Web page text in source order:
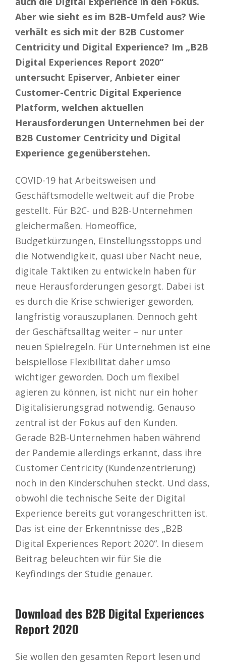
Aber wie sieht es im B2B-Umfeld aus? Wie
verhält es sich mit der B2B Customer
Centricity und Digital Experience? Im „B2B
Digital Experiences Report 2020“
untersucht Episerver, Anbieter einer
Customer-Centric Digital Experience
Platform, welchen aktuellen
Herausforderungen Unternehmen bei der
B2B Customer Centricity und Digital
Experience gegenüberstehen.
COVID-19 hat Arbeitsweisen und
Geschäftsmodelle weltweit auf die Probe
gestellt. Für B2C- und B2B-Unternehmen
gleichermaßen. Homeoffice,
Budgetkürzungen, Einstellungsstopps und
die Notwendigkeit, quasi über Nacht neue,
digitale Taktiken zu entwickeln haben für
neue Herausforderungen gesorgt. Dabei ist
es durch die Krise schwieriger geworden,
langfristig vorauszuplanen. Dennoch geht
der Geschäftsalltag weiter – nur unter
neuen Spielregeln. Für Unternehmen ist eine
beispiellose Flexibilität daher umso
wichtiger geworden. Doch um flexibel
agieren zu können, ist nicht nur ein hoher
Digitalisierungsgrad notwendig. Genauso
zentral ist der Fokus auf den Kunden.
Gerade B2B-Unternehmen haben während
der Pandemie allerdings erkannt, dass ihre
Customer Centricity (Kundenzentrierung)
noch in den Kinderschuhen steckt. Und dass,
obwohl die technische Seite der Digital
Experience bereits gut vorangeschritten ist.
Das ist eine der Erkenntnisse des „B2B
Digital Experiences Report 2020“. In diesem
Beitrag beleuchten wir für Sie die
Keyfindings der Studie genauer.
Download des B2B Digital Experiences
Report 2020
Sie wollen den gesamten Report lesen und